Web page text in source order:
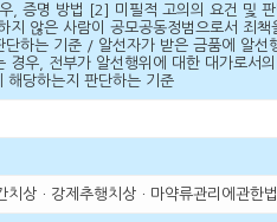
, 증명 방법 [2] 미필적 고의의 요건 및
않은 사람이 공모공동정범으로서 죄
단하는 기준 / 알선자가 받은 금품에 알
경우, 전부가 알선행위에 대한 대가로서
해당하는지 판단하는 기준
ㆍ강제추행치상ㆍ마약류관리에관한